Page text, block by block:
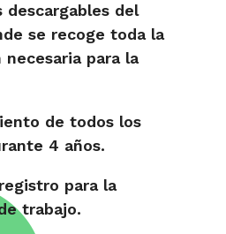
descargables del
se recoge toda la
para la
de todos los
4 años.
para la
trabajo.